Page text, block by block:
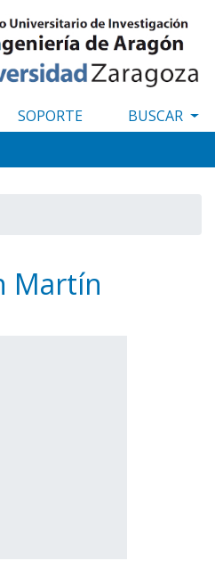
al
contenido
principal
SOPORTE
Martín